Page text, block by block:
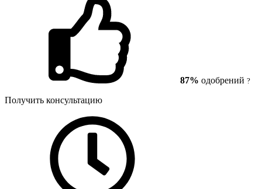
87% одобрений ?
Получить консультацию